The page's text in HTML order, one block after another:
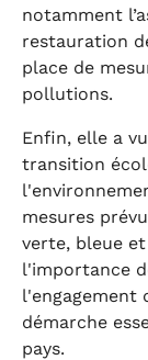
notamment
restauration
place de
pollutions.
Enfin, elle a
transition
mesures
verte, bleue
l'importance
l'engagement
démarche
pays.